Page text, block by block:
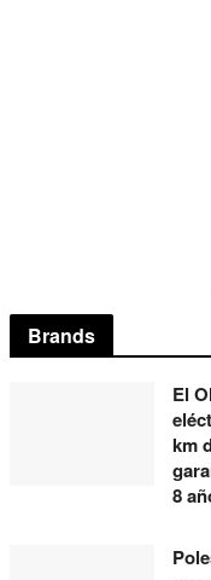
Brands
El
km
8